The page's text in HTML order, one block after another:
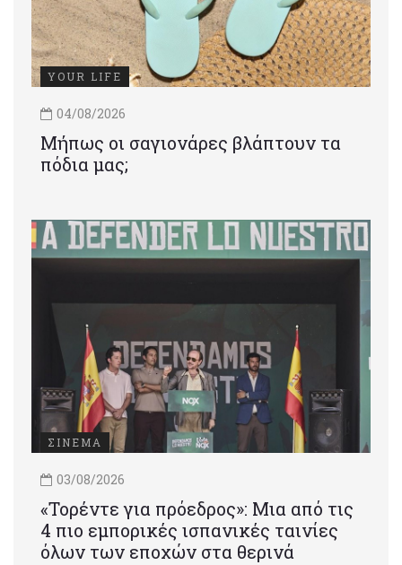
YOUR LIFE
04/08/2026
Μήπως οι σαγιονάρες βλάπτουν τα
πόδια μας;
ΣΙΝΕΜΑ
03/08/2026
«Τορέντε για πρόεδρος»: Mια από τις
4 πιο εμπορικές ισπανικές ταινίες
όλων των εποχών στα θερινά